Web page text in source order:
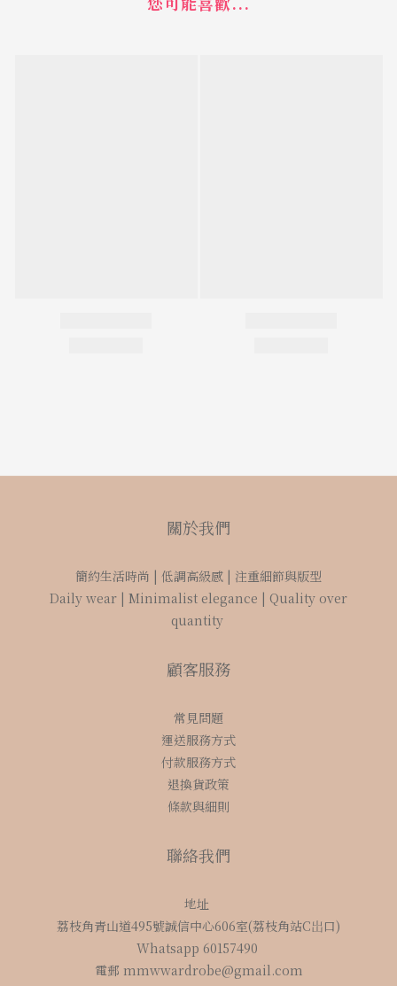
關於我們
簡約生活時尚 | 低調高級感 | 注重細節與版型
Daily wear | Minimalist elegance | Quality over
quantity
顧客服務
常見問題
運送服務方式
付款服務方式
退換貨政策
條款與細則
聯絡我們
地址
荔枝角青山道495號誠信中心606室(荔枝角站C岀口)
Whatsapp 60157490
電郵 mmwwardrobe@gmail.com